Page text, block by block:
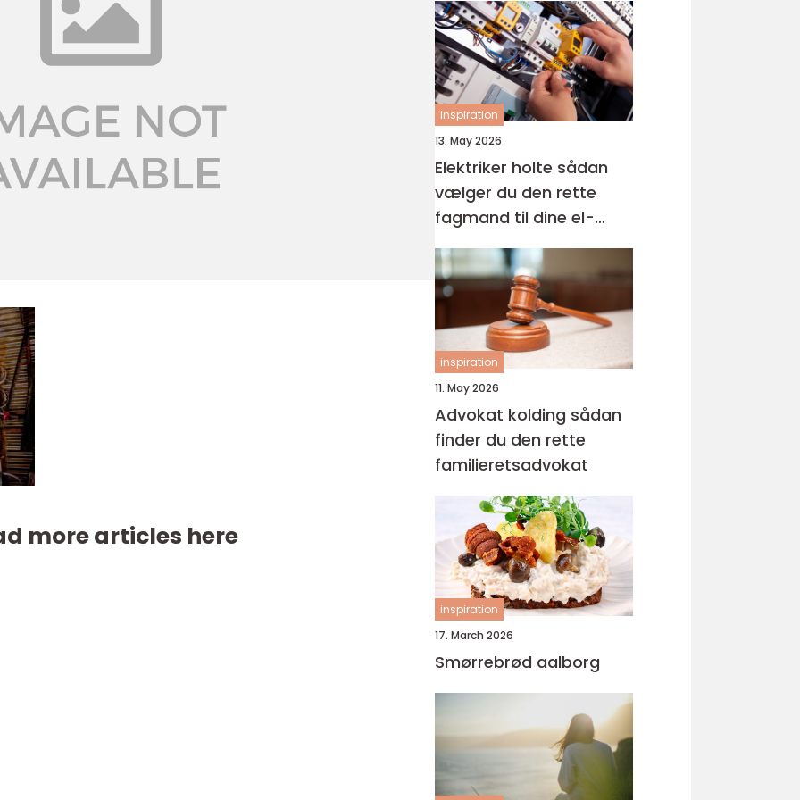
more articles here
inspiration
13. May 2026
Elektriker holte sådan
vælger du den rette
fagmand til dine el-
opgaver
inspiration
11. May 2026
Advokat kolding sådan
finder du den rette
familieretsadvokat
inspiration
17. March 2026
Smørrebrød aalborg